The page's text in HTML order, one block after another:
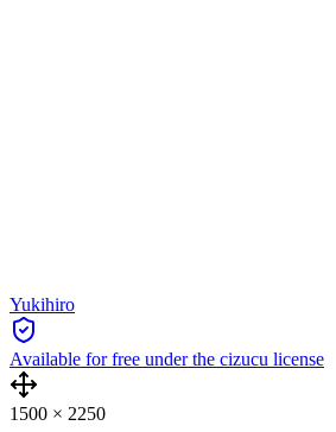
Yukihiro
Available for free under the cizucu license
1500 × 2250